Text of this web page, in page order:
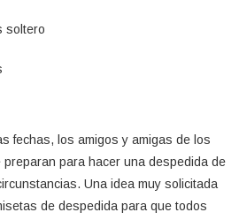
fechas, los amigos y amigas de los
preparan para hacer una despedida de
Una idea muy solicitada
de despedida para que todos